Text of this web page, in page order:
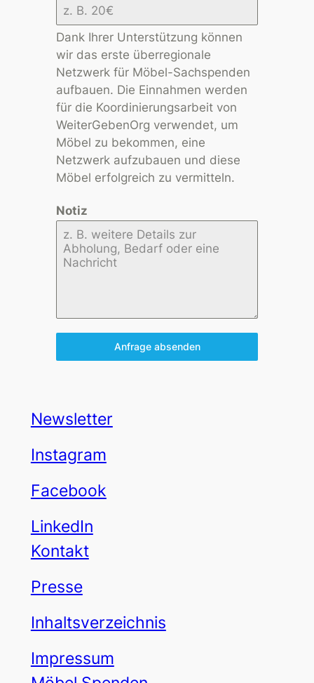
Dank Ihrer Unterstützung können
wir das erste überregionale
Netzwerk für Möbel-Sachspenden
aufbauen. Die Einnahmen werden
für die Koordinierungsarbeit von
WeiterGebenOrg verwendet, um
Möbel zu bekommen, eine
Netzwerk aufzubauen und diese
Möbel erfolgreich zu vermitteln.
Notiz
Anfrage absenden
Newsletter
Instagram
Facebook
LinkedIn
Kontakt
Presse
Inhaltsverzeichnis
Impressum